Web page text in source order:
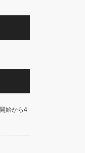
始から4